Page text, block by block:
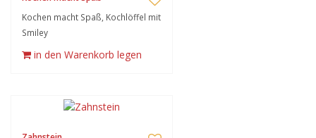
Kochen macht Spaß, Kochlöffel mit
Smiley
in den Warenkorb legen